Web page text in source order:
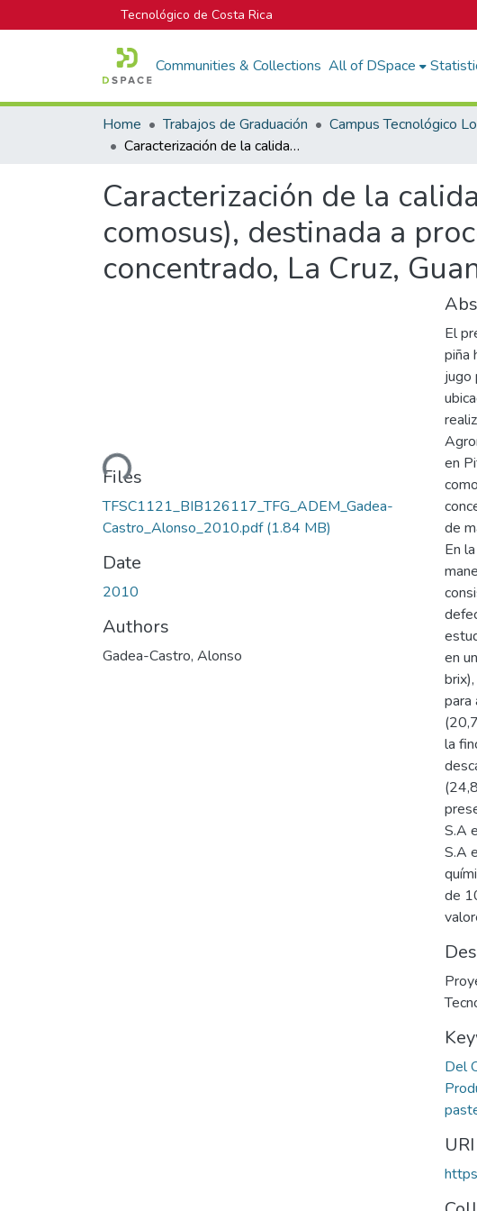
Tecnológico de Costa Rica
Communities & Collections All of DSpace
Home Trabajos de Graduación
Caracterización de la calidad de la fruta de piña híbrido MD-2 (ananas comosus), destinada a proceso para la obtención de jugo pasteurizado y concentrado, La Cruz, Guanacaste, Costa Rica.
Caracterización de la
comosus), destinada a
concentrado, La Cruz,
Loading...
Files
TFSC1121_BIB126117_TFG_ADEM_Gadea-
Castro_Alonso_2010.pdf(1.84 MB)
Date
2010
Authors
Gadea-Castro, Alonso
El
piña
jugo
en
de
En
en
para
la
S.A
S.A
de
Del
URI